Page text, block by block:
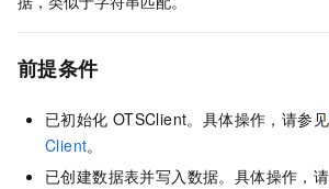
前提条件
已初始化 OTSClient。具体操作，请参见
Client。
已创建数据表并写入数据。具体操作，